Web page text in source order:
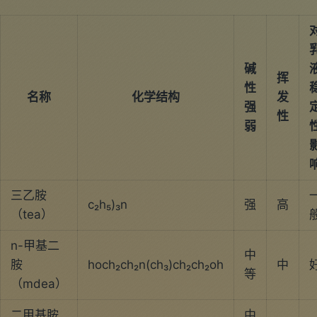
名称 化学结构
碱
性
强
弱
挥
发
性
三乙胺
（tea）
c₂h₅)₃n 强 高
n-甲基二
胺
（mdea）
hoch₂ch₂n(ch₃)ch₂ch₂oh
中
等
中